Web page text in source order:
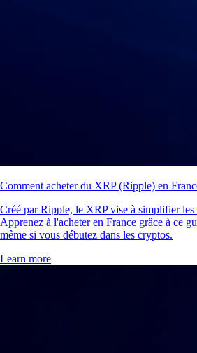
Comment acheter du XRP (Ripple) en
Créé par Ripple, le XRP vise à simplifier les
Apprenez à l'acheter en France grâce à ce
même si vous débutez dans les cryptos.
Learn more